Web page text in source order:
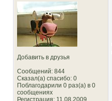
Добавить в друзья
Сообщений: 844
Сказал(а) спасибо: 0
Поблагодарили 0 раз(а) в 0
сообщениях
Регистрация: 11.08.2009